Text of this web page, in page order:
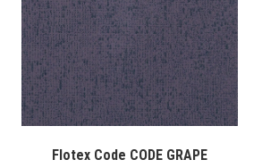
Flotex Code CODE GRAPE